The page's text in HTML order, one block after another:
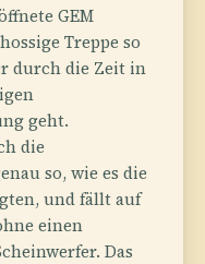
GEM
Treppe so
durch die Zeit in
geht.
die
so, wie es die
und fällt auf
einen
Das